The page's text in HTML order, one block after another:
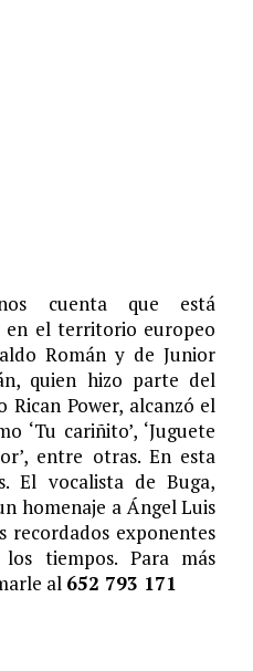
cuenta que está
en el territorio europeo
Román y de Junior
quien hizo parte del
Power, alcanzó el
‘Tu cariñito’, ‘Juguete
entre otras. En esta
El vocalista de Buga,
homenaje a Ángel Luis
recordados exponentes
tiempos. Para más
al 652 793 171